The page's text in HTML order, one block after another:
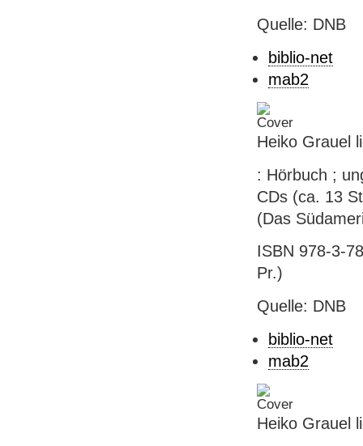
Quelle: DNB
biblio-net
mab2
Heiko Grauel
: Hörbuch ;
CDs (ca. 13
(Das
ISBN 978-3-
Pr.)
Quelle: DNB
biblio-net
mab2
Heiko Grauel